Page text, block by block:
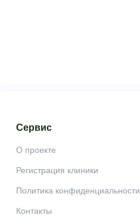
Сервис
О проекте
Регистрация клиники
Политика конфиденциальности
Контакты